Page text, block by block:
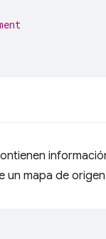
un mapa de